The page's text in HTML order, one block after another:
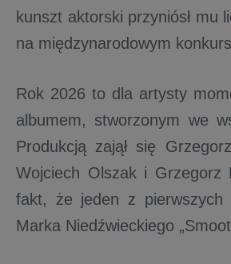
kunszt aktorski przyniósł mu
na międzynarodowym
Rok 2026 to dla artysty
albumem, stworzonym we
Produkcją zajął się
Wojciech Olszak i Grzegorz
fakt, że jeden z pierwszych
Marka Niedźwieckiego